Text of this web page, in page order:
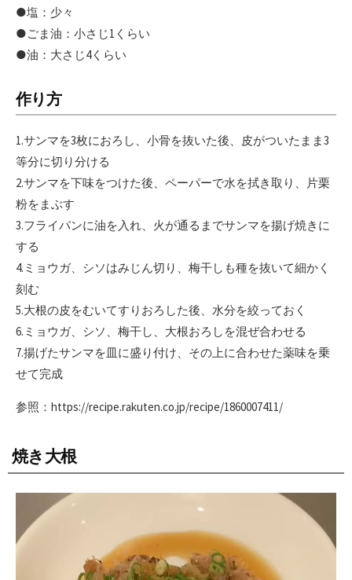
●塩：少々
●ごま油：小さじ1くらい
●油：大さじ4くらい
作り方
1.サンマを3枚におろし、小骨を抜いた後、皮がついたまま3
等分に切り分ける
2.サンマを下味をつけた後、ペーパーで水を拭き取り、片栗
粉をまぶす
3.フライパンに油を入れ、火が通るまでサンマを揚げ焼きに
する
4.ミョウガ、シソはみじん切り、梅干しも種を抜いて細かく
刻む
5.大根の皮をむいてすりおろした後、水分を絞っておく
6.ミョウガ、シソ、梅干し、大根おろしを混ぜ合わせる
7.揚げたサンマを皿に盛り付け、その上に合わせた薬味を乗
せて完成
参照：https://recipe.rakuten.co.jp/recipe/1860007411/
焼き大根